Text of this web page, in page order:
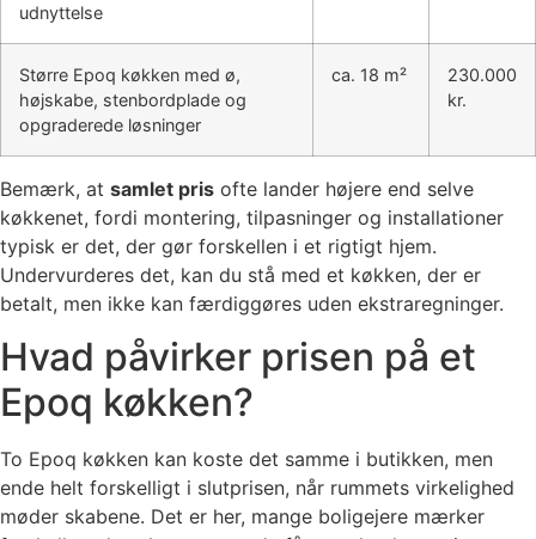
udnyttelse
Større Epoq køkken med ø,
højskabe, stenbordplade og
opgraderede løsninger
ca. 18 m²
230.000
kr.
Bemærk, at samlet pris ofte lander højere end selve
køkkenet, fordi montering, tilpasninger og installationer
typisk er det, der gør forskellen i et rigtigt hjem.
Undervurderes det, kan du stå med et køkken, der er
betalt, men ikke kan færdiggøres uden ekstraregninger.
Hvad påvirker prisen på et
Epoq køkken?
To Epoq køkken kan koste det samme i butikken, men
ende helt forskelligt i slutprisen, når rummets virkelighed
møder skabene. Det er her, mange boligejere mærker